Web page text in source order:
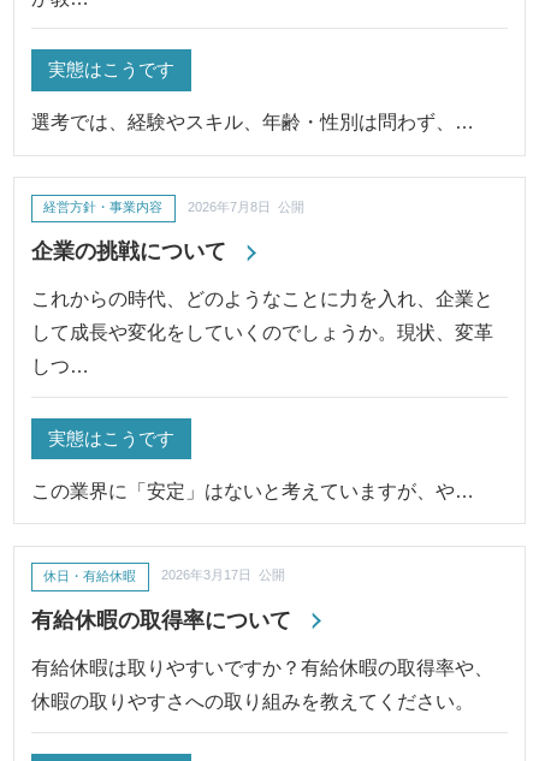
実態はこうです
選考では、経験やスキル、年齢・性別は問わず、…
企業の挑戦について
経営方針・事業内容 2026年7月8日 公開
これからの時代、どのようなことに力を入れ、企業と
して成長や変化をしていくのでしょうか。現状、変革
しつ…
実態はこうです
この業界に「安定」はないと考えていますが、や…
有給休暇の取得率について
休日・有給休暇 2026年3月17日 公開
有給休暇は取りやすいですか？有給休暇の取得率や、
休暇の取りやすさへの取り組みを教えてください。